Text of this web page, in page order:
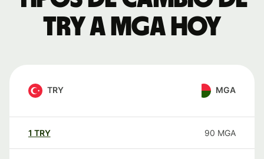
TRY a MGA hoy
TRY MGA
1 TRY 90 MGA